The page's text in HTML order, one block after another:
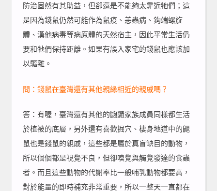
防治固然有其助益，但卻還是不能夠太靠近牠們；這
是因為錢鼠仍然可能作為鼠疫、恙蟲病、鈎端螺旋
體、漢他病毒等病原體的天然宿主，因此平常生活仍
要和牠們保持距離。如果有誤入家宅的錢鼠也應該加
以驅離。
問：錢鼠在臺灣還有其他親緣相近的親戚嗎？
答：有喔，臺灣還有其他的鼩鼱家族成員同樣都生活
於植被的底層，另外還有喜歡掘穴、棲身地道中的鼴
鼠也是錢鼠的親戚，這些都是屬於真盲缺目的動物，
所以個個都是視覺不良，但卻嗅覺與觸覺發達的食蟲
者。而且這些動物的代謝率比一般哺乳動物都要高，
對於能量的即時補充非常重要，所以一整天一直都在